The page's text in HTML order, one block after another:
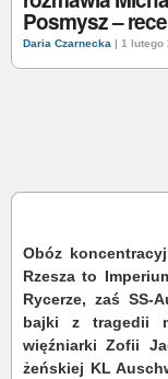
Posmysz –
Daria Czarnecka | 1 lutego
Obóz
Rzesza to
Rycerze, zaś SS-
bajki z tragedii
więźniarki Zofii
żeńskiej KL